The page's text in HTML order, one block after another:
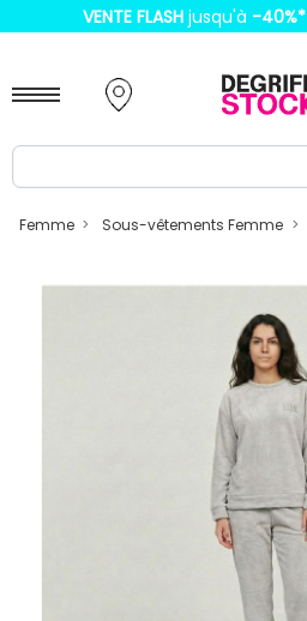
VENTE FLASH jusqu'à -40%*
Femme Sous-vêtements Femme